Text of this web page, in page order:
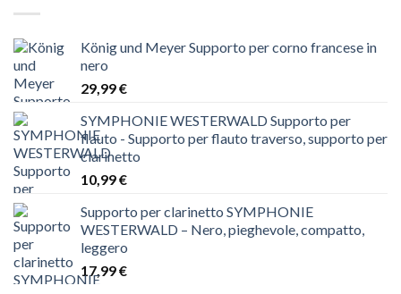
König und Meyer Supporto per corno francese in
nero
29,99€
SYMPHONIE WESTERWALD Supporto per
flauto - Supporto per flauto traverso, supporto per
clarinetto
10,99€
Supporto per clarinetto SYMPHONIE
WESTERWALD – Nero, pieghevole, compatto,
leggero
17,99€